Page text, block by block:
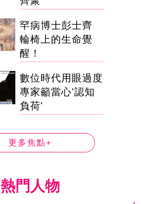
罕病博士彭士齊
輪椅上的生命覺
醒！
數位時代用眼過度
專家籲當心'認知
負荷'
更多焦點+
熱門人物